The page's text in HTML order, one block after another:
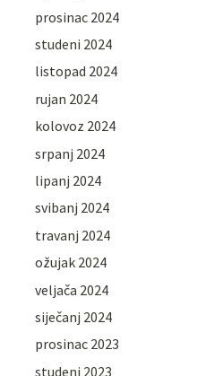
prosinac 2024
studeni 2024
listopad 2024
rujan 2024
kolovoz 2024
srpanj 2024
lipanj 2024
svibanj 2024
travanj 2024
ožujak 2024
veljača 2024
siječanj 2024
prosinac 2023
studeni 2023